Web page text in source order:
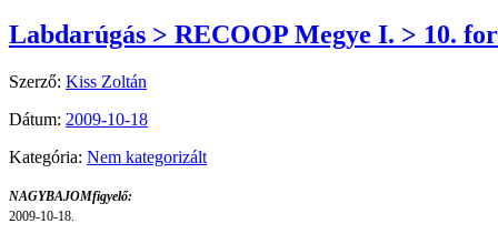
Labdarúgás > RECOOP Megye I. > 10.
Szerző: Kiss Zoltán
Dátum: 2009-10-18
Kategória: Nem kategorizált
NAGYBAJOMfigyelő:
2009-10-18.